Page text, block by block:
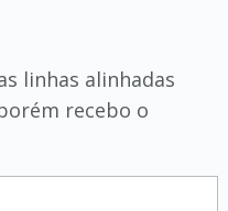
linhas alinhadas
recebo o